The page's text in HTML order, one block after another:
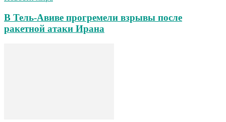
В Тель-Авиве прогремели взрывы после
ракетной атаки Ирана